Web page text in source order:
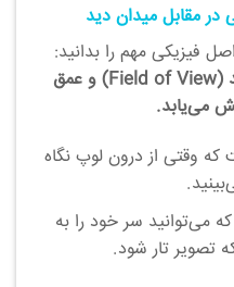
فیزیکی مهم را بدانید:
با افزایش بزرگنمایی، میدان دید (Field of View) و عمق
می‌یابد.
وقتی از درون لوپ نگاه
سر خود را به
تصویر تار شود.